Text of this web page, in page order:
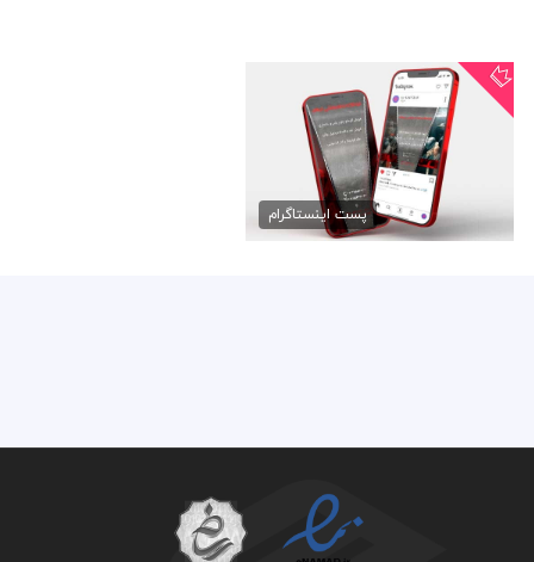
پست اینستاگرام لوازم ورزشی
50,000 تومان
پست اینستاگرام